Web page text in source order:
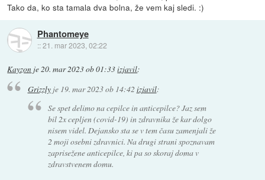
Tako da, ko sta tamala dva bolna, že vem kaj sledi. :)
Phantomeye
::21. mar 2023, 02:22
Kayzon je20. mar 2023 ob 01:33izjavil:
Grizzlyje 19. mar 2023 ob 14:42 izjavil:
Se spet delimo na cepilce in anticepilce? Jaz sem
bil 2x cepljen (covid-19) in zdravnika že kar dolgo
nisem videl. Dejansko sta se v tem času zamenjali že
2 moji osebni zdravnici. Na drugi strani spoznavam
zaprisežene anticepilce, ki pa so skoraj doma v
zdravstvenem domu.